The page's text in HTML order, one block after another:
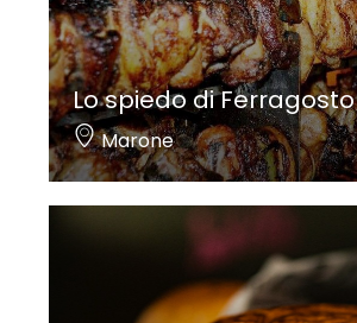
Lo spiedo di Ferragosto
Marone